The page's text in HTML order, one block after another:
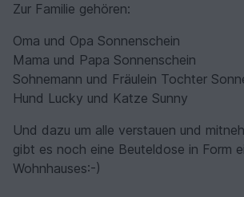
Zur Familie gehören:
Oma und Opa Sonnenschein
Mama und Papa Sonnenschein
Sohnemann und Fräulein Tochter
Hund Lucky und Katze Sunny
Und dazu um alle verstauen und
gibt es noch eine Beuteldose in Form
Wohnhauses:-)